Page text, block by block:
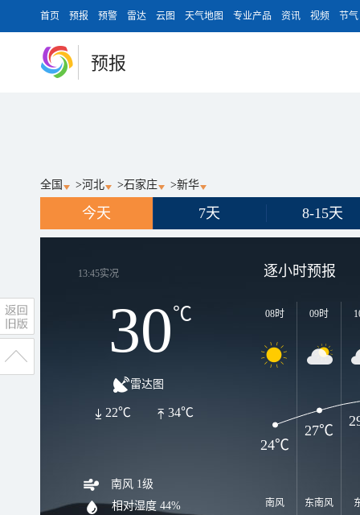
首页 预报 预警 雷达 云图 天气地图 专业产品 资讯 视频 节气
预报
全国 >河北 >石家庄 >新华
今天 7天 8-15天
13:45实况
30℃
雷达图
34℃
22℃
南风 1级
相对湿度 44%
逐小时预报
08时
南风
09时
东南风
24℃
27℃